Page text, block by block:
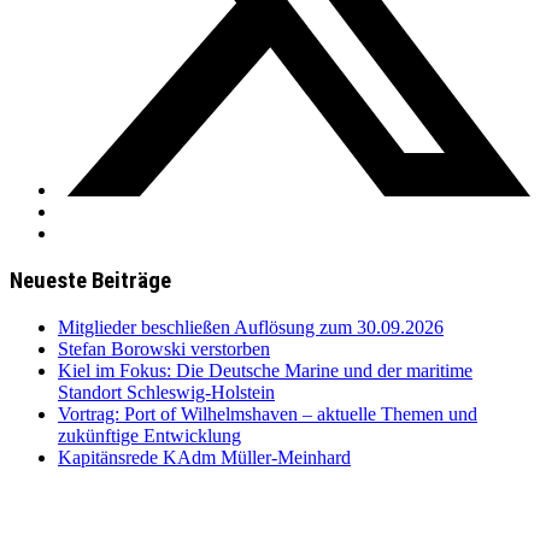
Neueste Beiträge
Mitglieder beschließen Auflösung zum 30.09.2026
Stefan Borowski verstorben
Kiel im Fokus: Die Deutsche Marine und der maritime
Standort Schleswig-Holstein
Vortrag: Port of Wilhelmshaven – aktuelle Themen und
zukünftige Entwicklung
Kapitänsrede KAdm Müller-Meinhard